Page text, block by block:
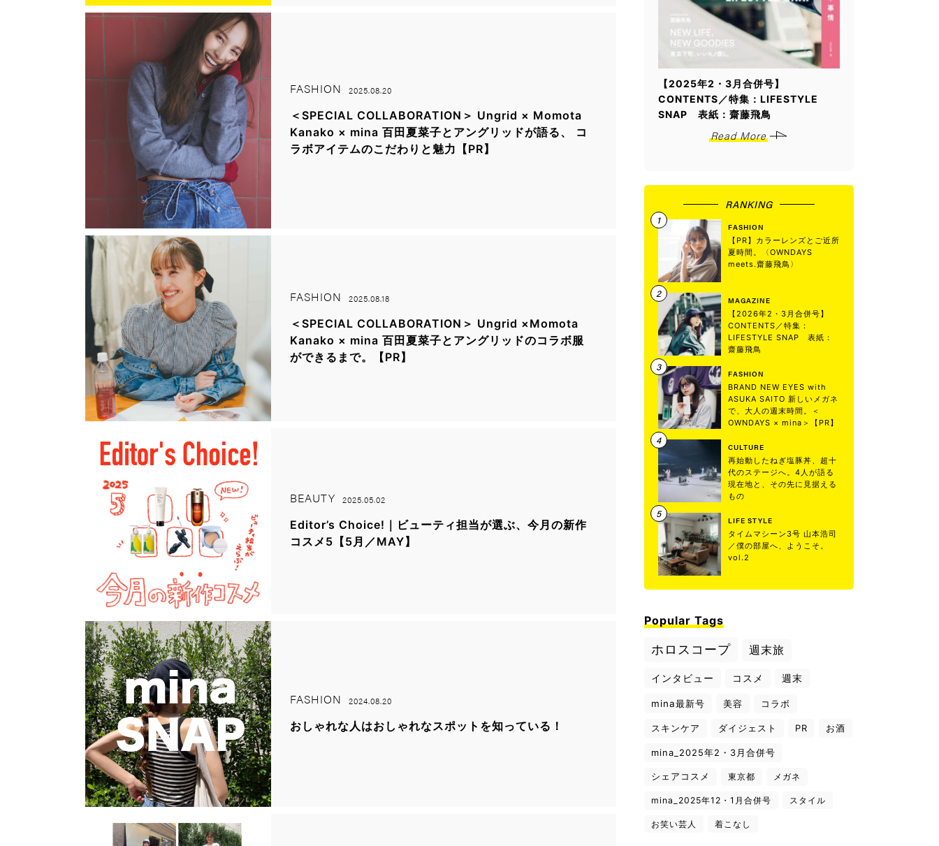
FASHION 2025.08.20
＜SPECIAL COLLABORATION＞ Ungrid × Momota
Kanako × mina 百田夏菜子とアングリッドが語る、 コ
ラボアイテムのこだわりと魅力【PR】
FASHION 2025.08.18
＜SPECIAL COLLABORATION＞ Ungrid ×Momota
Kanako × mina 百田夏菜子とアングリッドのコラボ服
ができるまで。【PR】
BEAUTY 2025.05.02
Editor’s Choice!｜ビューティ担当が選ぶ、今月の新作
コスメ5【5月／MAY】
FASHION 2024.08.20
おしゃれな人はおしゃれなスポットを知っている！
【2025年2・3月合併号】
CONTENTS／特集：LIFESTYLE
SNAP 表紙：齋藤飛鳥
Read More
RANKING
FASHION
【PR】カラーレンズとご近所
夏時間。〈OWNDAYS
meets.齋藤飛鳥〉
MAGAZINE
【2026年2・3月合併号】
CONTENTS／特集：
LIFESTYLE SNAP 表紙：
齋藤飛鳥
FASHION
BRAND NEW EYES with
ASUKA SAITO 新しいメガネ
で、大人の週末時間。＜
OWNDAYS × mina＞【PR】
CULTURE
再始動したねぎ塩豚丼、超十
代のステージへ。4人が語る
現在地と、その先に見据える
もの
LIFE STYLE
タイムマシーン3号 山本浩司
／僕の部屋へ、ようこそ。
vol.2
Popular Tags
ホロスコープ 週末旅
インタビュー コスメ 週末
mina最新号 美容 コラボ
スキンケア ダイジェスト PR お酒
mina_2025年2・3月合併号
シェアコスメ 東京都 メガネ
mina_2025年12・1月合併号 スタイル
お笑い芸人 着こなし